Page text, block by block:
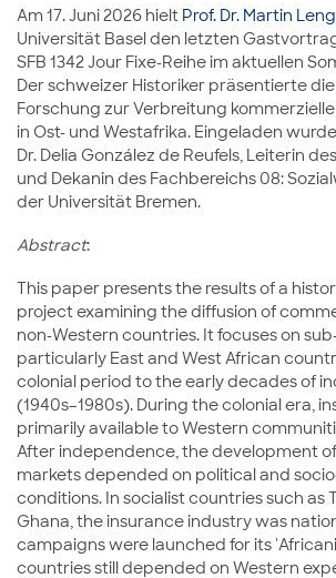
Am 17. Juni 2026 hielt Prof. Dr. Martin
Universität Basel den letzten
SFB 1342 Jour Fixe-Reihe im aktuellen
Der schweizer Historiker präsentierte
Forschung zur Verbreitung
in Ost- und Westafrika. Eingeladen
Dr. Delia González de Reufels, Leiterin des
und Dekanin des Fachbereichs 08:
der Universität Bremen.
Abstract:
This paper presents the results of a
project examining the diffusion of
non-Western countries. It focuses on
particularly East and West African
colonial period to the early decades of
(1940s–1980s). During the colonial era,
primarily available to Western
After independence, the development
markets depended on political and
conditions. In socialist countries such as
Ghana, the insurance industry was
campaigns were launched for its
countries still depended on Western